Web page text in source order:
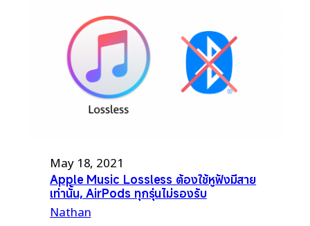
May 18, 2021
Apple Music Lossless ต้องใช้หูฟังมีสาย
เท่านั้น, AirPods ทุกรุ่นไม่รองรับ
Nathan